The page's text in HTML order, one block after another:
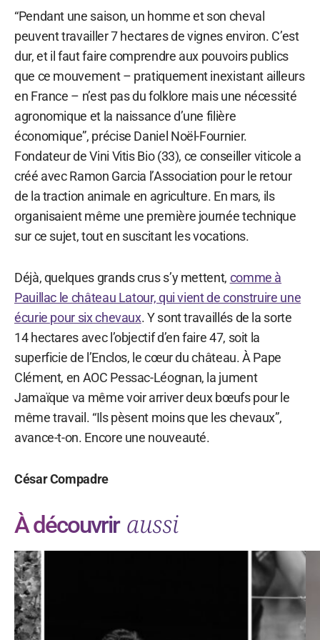
“Pendant une saison, un homme et son cheval
peuvent travailler 7 hectares de vignes environ. C’est
dur, et il faut faire comprendre aux pouvoirs publics
que ce mouvement – pratiquement inexistant ailleurs
en France – n’est pas du folklore mais une nécessité
agronomique et la naissance d’une filière
économique”, précise Daniel Noël-Fournier.
Fondateur de Vini Vitis Bio (33), ce conseiller viticole a
créé avec Ramon Garcia l’Association pour le retour
de la traction animale en agriculture. En mars, ils
organisaient même une première journée technique
sur ce sujet, tout en suscitant les vocations.
Déjà, quelques grands crus s’y mettent, comme à
Pauillac le château Latour, qui vient de construire une
écurie pour six chevaux. Y sont travaillés de la sorte
14 hectares avec l’objectif d’en faire 47, soit la
superficie de l’Enclos, le cœur du château. À Pape
Clément, en AOC Pessac-Léognan, la jument
Jamaïque va même voir arriver deux bœufs pour le
même travail. “Ils pèsent moins que les chevaux”,
avance-t-on. Encore une nouveauté.
César Compadre
À découvrir aussi